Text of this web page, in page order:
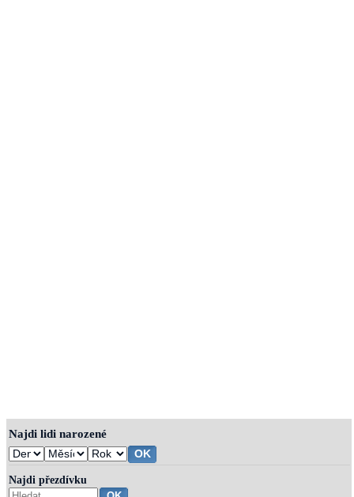
Najdi lidi narozené
Najdi přezdívku